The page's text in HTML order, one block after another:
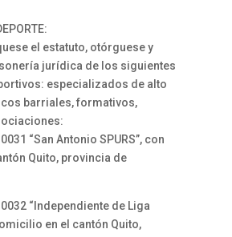
el estatuto, otórguese y
jurídica de los siguientes
especializados de alto
barriales, formativos,
“San Antonio SPURS”, con
Quito, provincia de
“Independiente de Liga
en el cantón Quito,